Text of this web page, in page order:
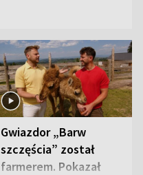
Gwiazdor „Barw
szczęścia” został
farmerem. Pokazał